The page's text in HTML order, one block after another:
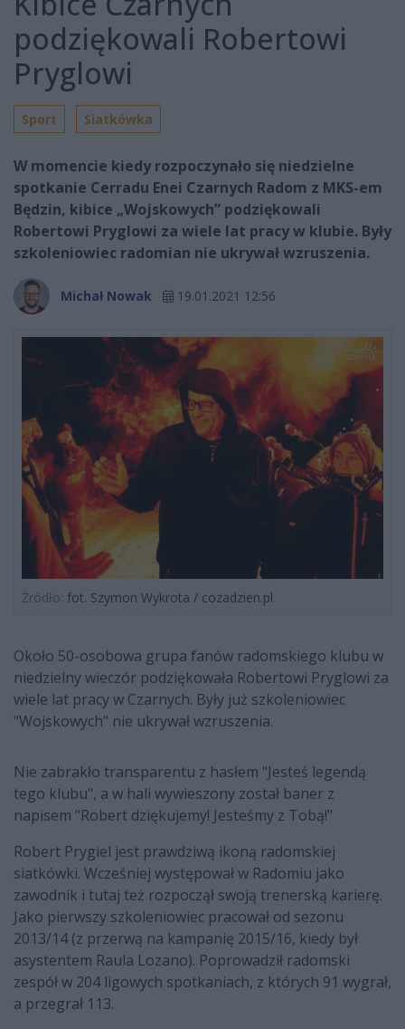
podziękowali Robertowi
Pryglowi
Sport Siatkówka
W momencie kiedy rozpoczynało się niedzielne
spotkanie Cerradu Enei Czarnych Radom z MKS-em
Będzin, kibice „Wojskowych” podziękowali
Robertowi Pryglowi za wiele lat pracy w klubie. Były
szkoleniowiec radomian nie ukrywał wzruszenia.
Michał Nowak 19.01.2021 12:56
Źródło: fot. Szymon Wykrota / cozadzien.pl
Około 50-osobowa grupa fanów radomskiego klubu w
niedzielny wieczór podziękowała Robertowi Pryglowi za
wiele lat pracy w Czarnych. Były już szkoleniowiec
"Wojskowych" nie ukrywał wzruszenia.
Nie zabrakło transparentu z hasłem "Jesteś legendą
tego klubu", a w hali wywieszony został baner z
napisem "Robert dziękujemy! Jesteśmy z Tobą!"
Robert Prygiel jest prawdziwą ikoną radomskiej
siatkówki. Wcześniej występował w Radomiu jako
zawodnik i tutaj też rozpoczął swoją trenerską karierę.
Jako pierwszy szkoleniowiec pracował od sezonu
2013/14 (z przerwą na kampanię 2015/16, kiedy był
asystentem Raula Lozano). Poprowadził radomski
zespół w 204 ligowych spotkaniach, z których 91 wygrał,
a przegrał 113.